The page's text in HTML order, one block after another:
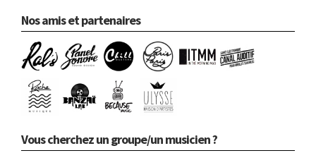
Nos amis et partenaires
Vous cherchez un groupe/un musicien ?